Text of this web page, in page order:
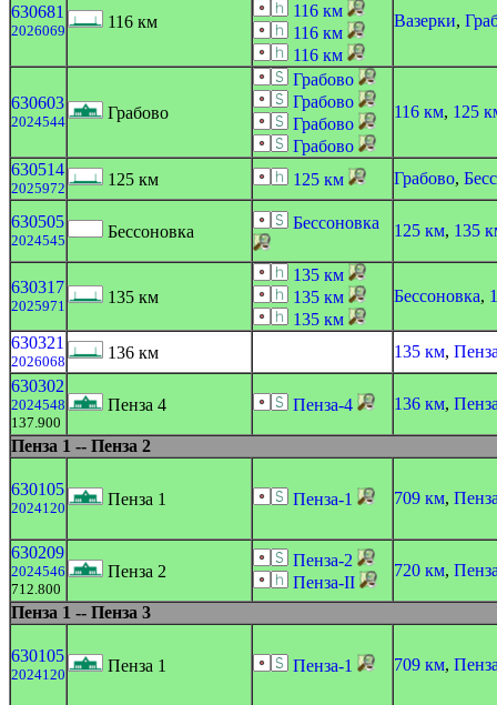
630681
2026069 116 км
116 км
116 км
116 км
Вазерки,
630603
2024544 Грабово
Грабово
Грабово
Грабово
Грабово
116 км, 125
630514
2025972 125 км 125 км Грабово,
630505
2024545 Бессоновка Бессоновка 125 км, 135
630317
2025971 135 км
135 км
135 км
135 км
Бессоновка,
630321
2026068 136 км 135 км,
630302
2024548
137.900
Пенза 4 Пенза-4 136 км,
Пенза 1 -- Пенза 2
630105
2024120 Пенза 1 Пенза-1 709 км,
630209
2024546
712.800
Пенза 2
Пенза-2
Пенза-II
720 км,
Пенза 1 -- Пенза 3
630105
2024120 Пенза 1 Пенза-1 709 км,